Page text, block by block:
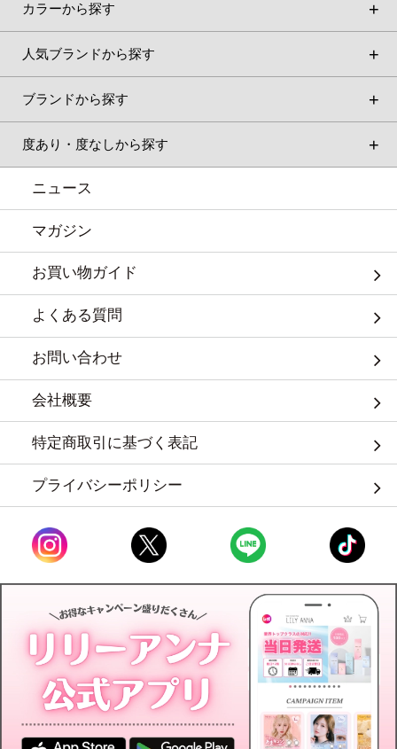
カラーから探す
人気ブランドから探す
ブランドから探す
度あり・度なしから探す
ニュース
マガジン
お買い物ガイド
よくある質問
お問い合わせ
会社概要
特定商取引に基づく表記
プライバシーポリシー